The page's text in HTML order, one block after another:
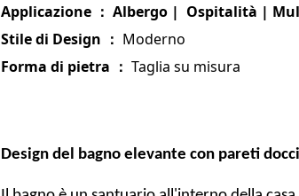
Applicazione
： Albergo | Ospitalità |
Stile di Design
： Moderno
Forma di pietra
： Taglia su misura
Design del bagno elevante con pareti